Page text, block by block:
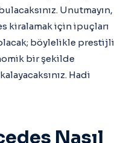
Unutmayın,
kiralamak için ipuçları
böylelikle prestijli
bir şekilde
Hadi
Nasıl